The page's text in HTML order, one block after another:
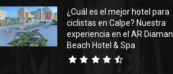
¿Cuál es el mejor hotel para
ciclistas en Calpe? Nuestra
experiencia en el AR
Beach Hotel & Spa